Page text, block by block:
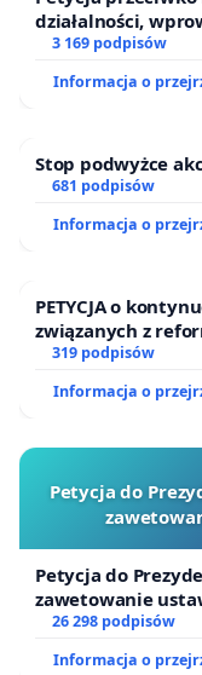
działalności,
finansowej
3 169 podpisów
Informacja o
Stop podwyżce
681 podpisów
Informacja o
PETYCJA o
związanych z
319 podpisów
Informacja o
Petycja do
Petycja do
zawetowanie
26 298 podpisów
Informacja o